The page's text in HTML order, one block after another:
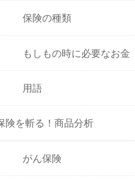
保険の種類
もしもの時に必要なお金
用語
険を斬る！商品分析
がん保険